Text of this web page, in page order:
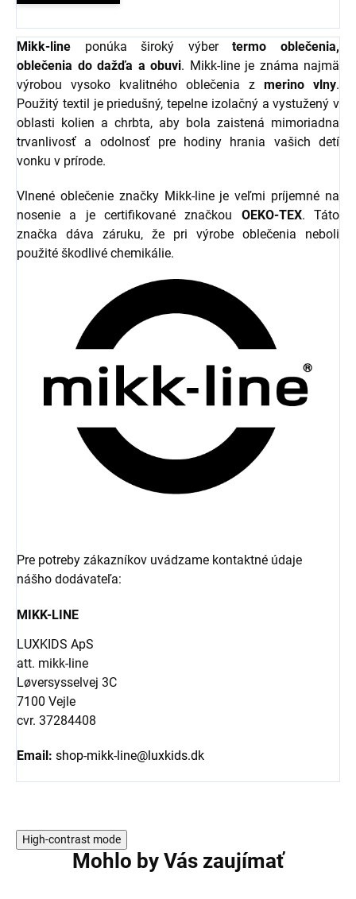
Mikk-line ponúka široký výbertermo oblečenia,
oblečenia do dažďa a obuvi. Mikk-line je známa najmä
výrobou vysoko kvalitného oblečenia z merino vlny.
Použitý textil je priedušný, tepelne izolačný a vystužený v
oblasti kolien a chrbta, aby bola zaistená mimoriadna
trvanlivosť a odolnosť pre hodiny hrania vašich detí
vonku v prírode.
Vlnené oblečenie značky Mikk-line je veľmi príjemné na
nosenie a je certifikované značkou OEKO-TEX. Táto
značka dáva záruku, že pri výrobe oblečenia neboli
použité škodlivé chemikálie.
Pre potreby zákazníkov uvádzame kontaktné údaje
nášho dodávateľa:
MIKK-LINE
LUXKIDS ApS
att. mikk-line
Løversysselvej 3C
7100 Vejle
cvr. 37284408
Email: shop-mikk-line@luxkids.dk
High-contrast mode
Mohlo by Vás zaujímať